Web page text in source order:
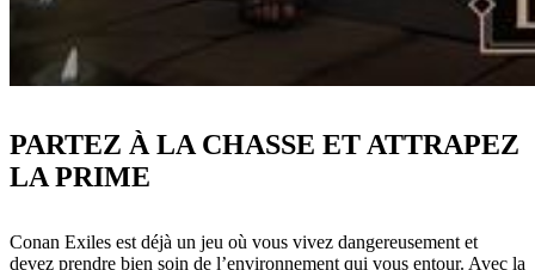
PARTEZ À LA CHASSE ET ATTRAPEZ
LA PRIME
Conan Exiles est déjà un jeu où vous vivez dangereusement et
devez prendre bien soin de l’environnement qui vous entour. Avec la